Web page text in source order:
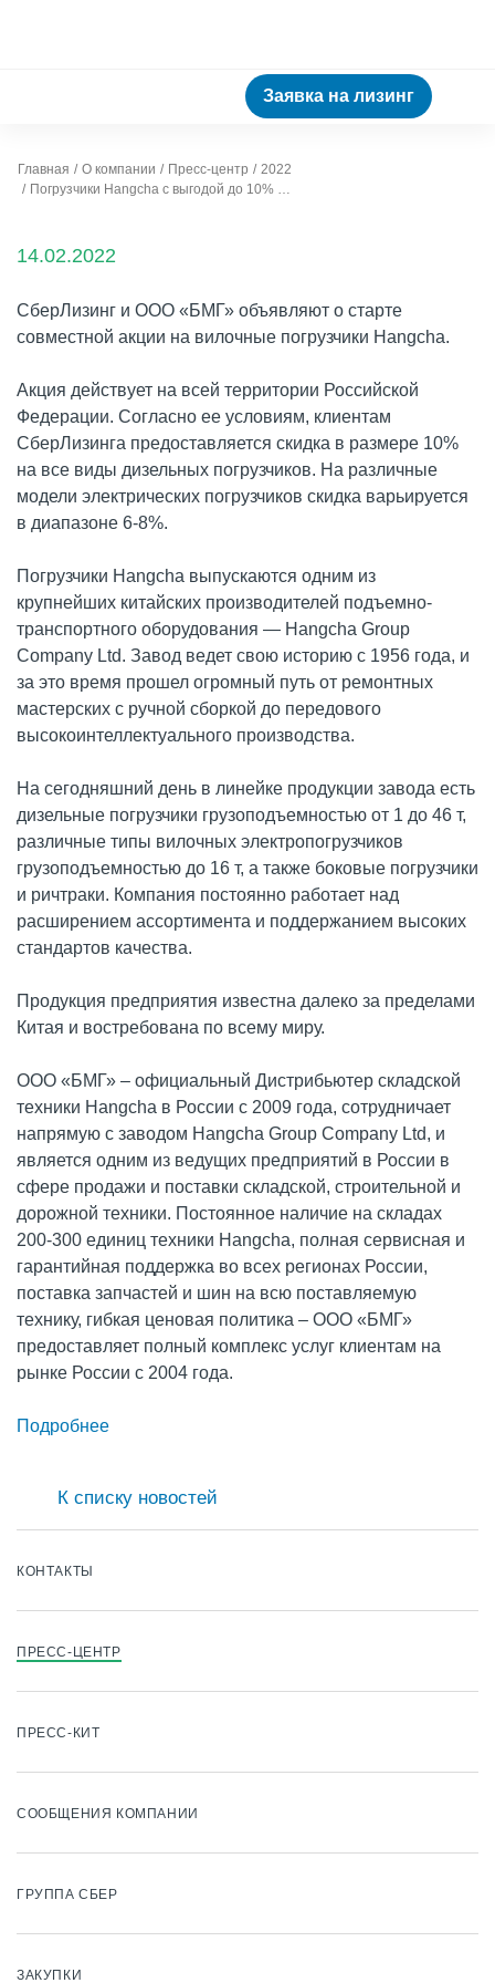
Заявка на лизинг
Главная О компании Пресс-центр
2022
Погрузчики Hangcha с выгодой до 10% для клиентов СберЛизинга
КОНТАКТЫ
ПРЕСС-ЦЕНТР
ПРЕСС-КИТ
СООБЩЕНИЯ КОМПАНИИ
ГРУППА СБЕР
ЗАКУПКИ
14.02.2022
СберЛизинг и ООО «БМГ» объявляют о старте
совместной акции на вилочные погрузчики Hangcha.
Акция действует на всей территории Российской
Федерации. Согласно ее условиям, клиентам
СберЛизинга предоставляется скидка в размере 10%
на все виды дизельных погрузчиков. На различные
модели электрических погрузчиков скидка варьируется
в диапазоне 6-8%.
Погрузчики Hangcha выпускаются одним из
крупнейших китайских производителей подъемно-
транспортного оборудования — Hangcha Group
Company Ltd. Завод ведет свою историю с 1956 года, и
за это время прошел огромный путь от ремонтных
мастерских с ручной сборкой до передового
высокоинтеллектуального производства.
На сегодняшний день в линейке продукции завода есть
дизельные погрузчики грузоподъемностью от 1 до 46 т,
различные типы вилочных электропогрузчиков
грузоподъемностью до 16 т, а также боковые погрузчики
и ричтраки. Компания постоянно работает над
расширением ассортимента и поддержанием высоких
стандартов качества.
Продукция предприятия известна далеко за пределами
Китая и востребована по всему миру.
ООО «БМГ» – официальный Дистрибьютер складской
техники Hangcha в России с 2009 года, сотрудничает
напрямую с заводом Hangcha Group Company Ltd, и
является одним из ведущих предприятий в России в
сфере продажи и поставки складской, строительной и
дорожной техники. Постоянное наличие на складах
200-300 единиц техники Hangcha, полная сервисная и
гарантийная поддержка во всех регионах России,
поставка запчастей и шин на всю поставляемую
технику, гибкая ценовая политика – ООО «БМГ»
предоставляет полный комплекс услуг клиентам на
рынке России с 2004 года.
Подробнее
К списку новостей